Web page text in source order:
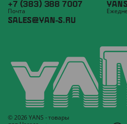
+7 (383) 388 7007
Почта
SALES@YAN-S.RU
© 2026 YANS - товары